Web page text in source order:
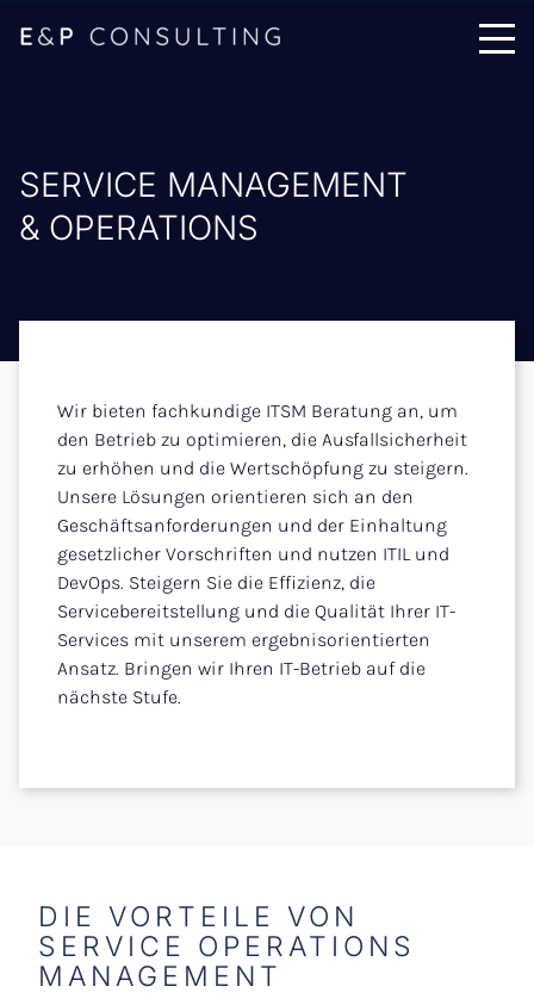
SERVICE MANAGEMENT
& OPERATIONS
Wir bieten fachkundige ITSM Beratung an, um
den Betrieb zu optimieren, die Ausfallsicherheit
zu erhöhen und die Wertschöpfung zu steigern.
Unsere Lösungen orientieren sich an den
Geschäftsanforderungen und der Einhaltung
gesetzlicher Vorschriften und nutzen ITIL und
DevOps. Steigern Sie die Effizienz, die
Servicebereitstellung und die Qualität Ihrer IT-
Services mit unserem ergebnisorientierten
Ansatz. Bringen wir Ihren IT-Betrieb auf die
nächste Stufe.
DIE VORTEILE VON
SERVICE OPERATIONS
MANAGEMENT